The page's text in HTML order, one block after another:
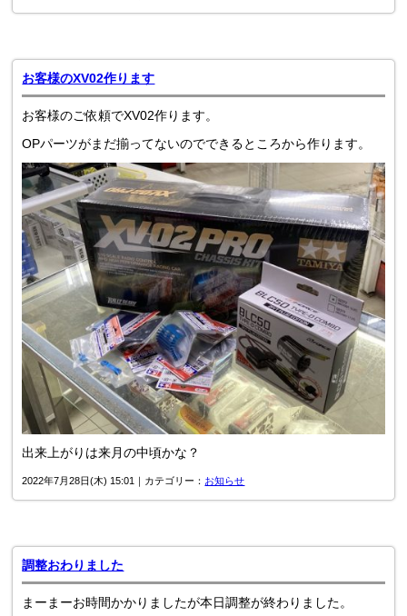
お客様のXV02作ります
お客様のご依頼でXV02作ります。
OPパーツがまだ揃ってないのでできるところから作ります。
出来上がりは来月の中頃かな？
2022年7月28日(木) 15:01｜カテゴリー： お知らせ
調整おわりました
まーまーお時間かかりましたが本日調整が終わりました。